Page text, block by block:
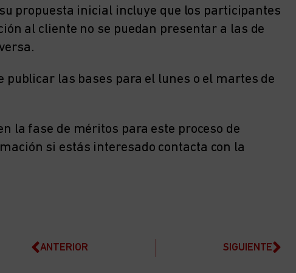
propuesta inicial incluye que los participantes
al cliente no se puedan presentar a las de
las bases para el lunes o el martes de
la fase de méritos para este proceso de
si estás interesado contacta con la
ANTERIOR SIGUIENTE